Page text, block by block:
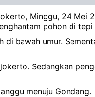
Minggu, 24 Mei
pohon di tepi
di bawah umur.
Sedangkan
menuju Gondang.